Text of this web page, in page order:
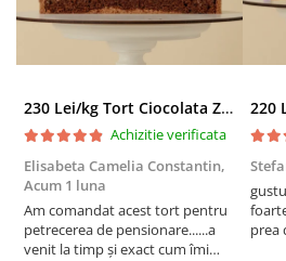
230 Lei/kg Tort Ciocolata Zmeura
Achizitie verificata
Elisabeta Camelia Constantin,
Acum 1 luna
Am comandat acest tort pentru
petrecerea de pensionare......a
venit la timp și exact cum îmi
prea